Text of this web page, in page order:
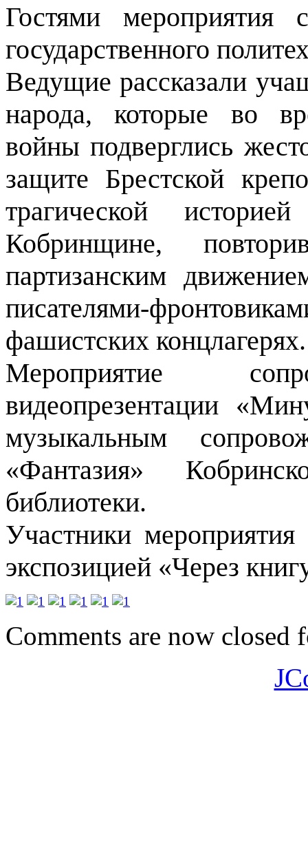
Гостями мероприятия
государственного
Ведущие рассказали
народа, которые во
войны подверглись
защите Брестской
трагической
Кобринщине,
партизанским
писателями-
фашистских концлагерях.
Мероприятие
видеопрезентации
музыкальным
«Фантазия»
библиотеки.
Участники
экспозицией «Через
Comments are now closed